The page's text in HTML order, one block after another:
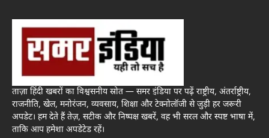
ताज़ा हिंदी खबरों का विश्वसनीय स्रोत — समर इंडिया पर पढ़ें राष्ट्रीय, अंतर्राष्ट्रीय,
राजनीति, खेल, मनोरंजन, व्यवसाय, शिक्षा और टेक्नोलॉजी से जुड़ी हर जरूरी
अपडेट। हम देते हैं तेज़, सटीक और निष्पक्ष खबरें, वह भी सरल और स्पष्ट भाषा में,
ताकि आप हमेशा अपडेटेड रहें।